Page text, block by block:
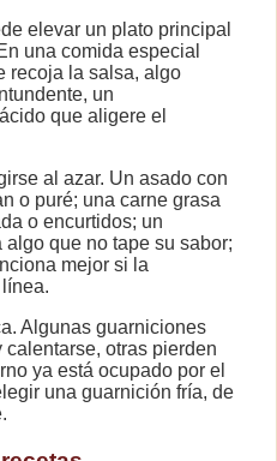
elevar un plato principal
una comida especial
recoja la salsa, algo
un
que aligere el
al azar. Un asado con
o puré; una carne grasa
o encurtidos; un
que no tape su sabor;
mejor si la
Algunas guarniciones
otras pierden
ya está ocupado por el
una guarnición fría, de